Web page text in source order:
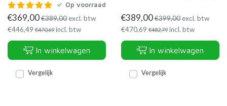
Op voorraad
€369,00€389,00excl. btw
€446,49 €470,69 incl. btw
In winkelwagen
Vergelijk
€389,00€399,00excl. btw
€470,69 €482,79 incl. btw
In winkelwagen
Vergelijk